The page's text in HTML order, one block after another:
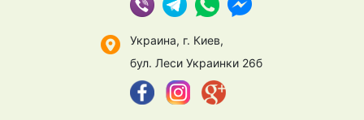
Украина, г. Киев,
бул. Леси Украинки 26б